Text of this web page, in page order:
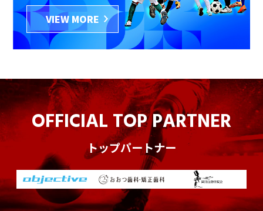
VIEW MORE
OFFICIAL TOP PARTNER
トップパートナー